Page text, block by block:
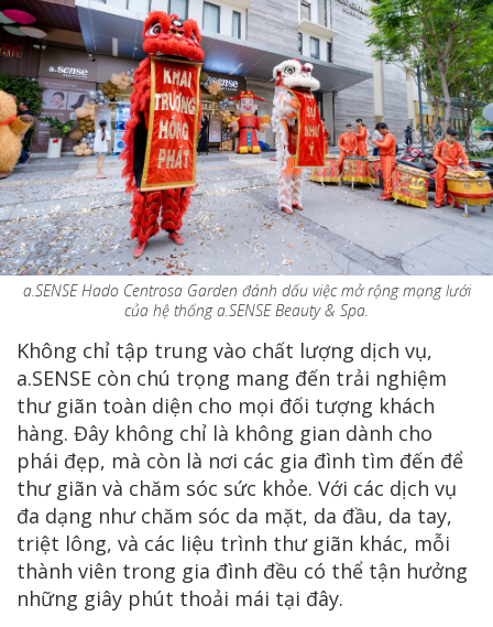
a.SENSE Hado Centrosa Garden đánh dấu việc mở rộng mạng lưới
của hệ thống a.SENSE Beauty & Spa.
Không chỉ tập trung vào chất lượng dịch vụ,
a.SENSE còn chú trọng mang đến trải nghiệm
thư giãn toàn diện cho mọi đối tượng khách
hàng. Đây không chỉ là không gian dành cho
phái đẹp, mà còn là nơi các gia đình tìm đến để
thư giãn và chăm sóc sức khỏe. Với các dịch vụ
đa dạng như chăm sóc da mặt, da đầu, da tay,
triệt lông, và các liệu trình thư giãn khác, mỗi
thành viên trong gia đình đều có thể tận hưởng
những giây phút thoải mái tại đây.